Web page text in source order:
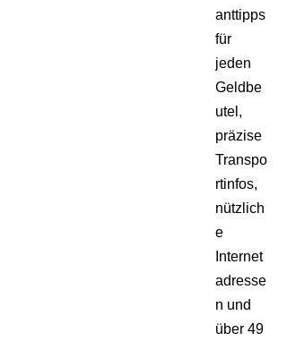
anttipps
für
jeden
Geldbe
utel,
präzise
Transpo
rtinfos,
nützlich
e
Internet
adresse
n und
über 49